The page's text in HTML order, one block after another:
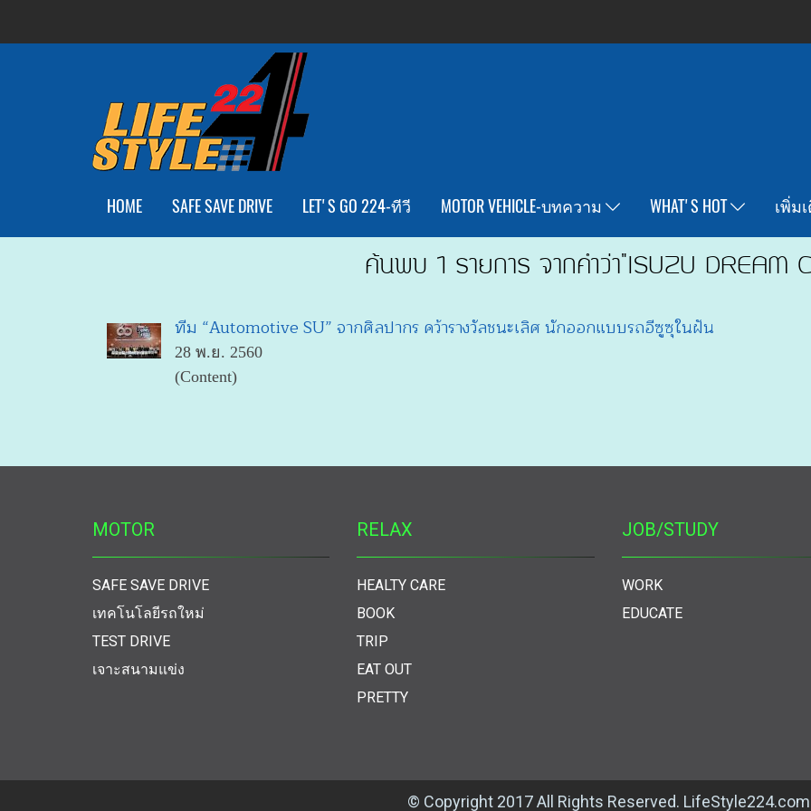
HOME SAFE SAVE DRIVE LET'S GO 224-ทีวี MOTOR VEHICLE-บทความ WHAT'S HOT เพิ่ม
ค้นพบ 1 รายการ จากคำว่า"ISUZU DREAM
ทีม “Automotive SU” จากศิลปากร คว้ารางวัลชนะเลิศ นักออกแบบรถอีซูซุในฝัน
28 พ.ย. 2560
(Content)
MOTOR
SAFE SAVE DRIVE
เทคโนโลยีรถใหม่
TEST DRIVE
เจาะสนามแข่ง
RELAX
HEALTY CARE
BOOK
TRIP
EAT OUT
PRETTY
JOB/STUDY
WORK
EDUCATE
© Copyright 2017 All Rights Reserved. LifeStyle224.com